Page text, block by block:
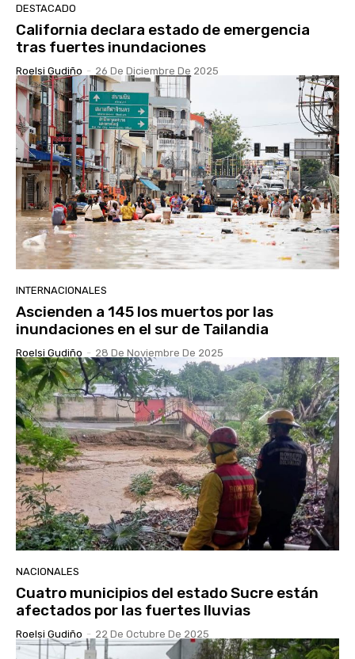
DESTACADO
California declara estado de emergencia
tras fuertes inundaciones
Roelsi Gudiño - 26 De Diciembre De 2025
INTERNACIONALES
Ascienden a 145 los muertos por las
inundaciones en el sur de Tailandia
Roelsi Gudiño - 28 De Noviembre De 2025
NACIONALES
Cuatro municipios del estado Sucre están
afectados por las fuertes lluvias
Roelsi Gudiño - 22 De Octubre De 2025